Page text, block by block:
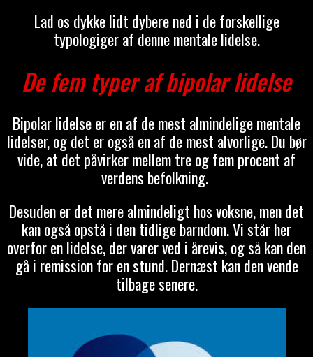
Lad os dykke lidt dybere ned i de forskellige
typologiger af denne mentale lidelse.
De fem typer af bipolar lidelse
Bipolar lidelse er en af de mest almindelige mentale
lidelser, og det er også en af de mest alvorlige. Du bør
vide, at det påvirker mellem tre og fem procent af
verdens befolkning.
Desuden er det mere almindeligt hos voksne, men det
kan også opstå i den tidlige barndom. Vi står her
overfor en lidelse, der varer ved i årevis, og så kan den
gå i remission for en stund. Dernæst kan den vende
tilbage senere.